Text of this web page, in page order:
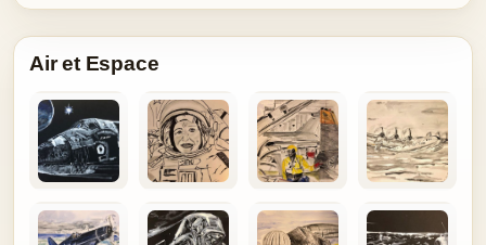
Air et Espace